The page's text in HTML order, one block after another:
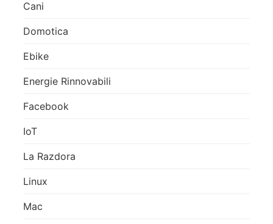
Cani
Domotica
Ebike
Energie Rinnovabili
Facebook
IoT
La Razdora
Linux
Mac